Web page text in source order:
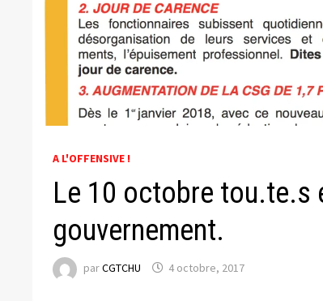
A L'OFFENSIVE !
Le 10 octobre tou.te.s
gouvernement.
parCGTCHU 4 octobre, 2017